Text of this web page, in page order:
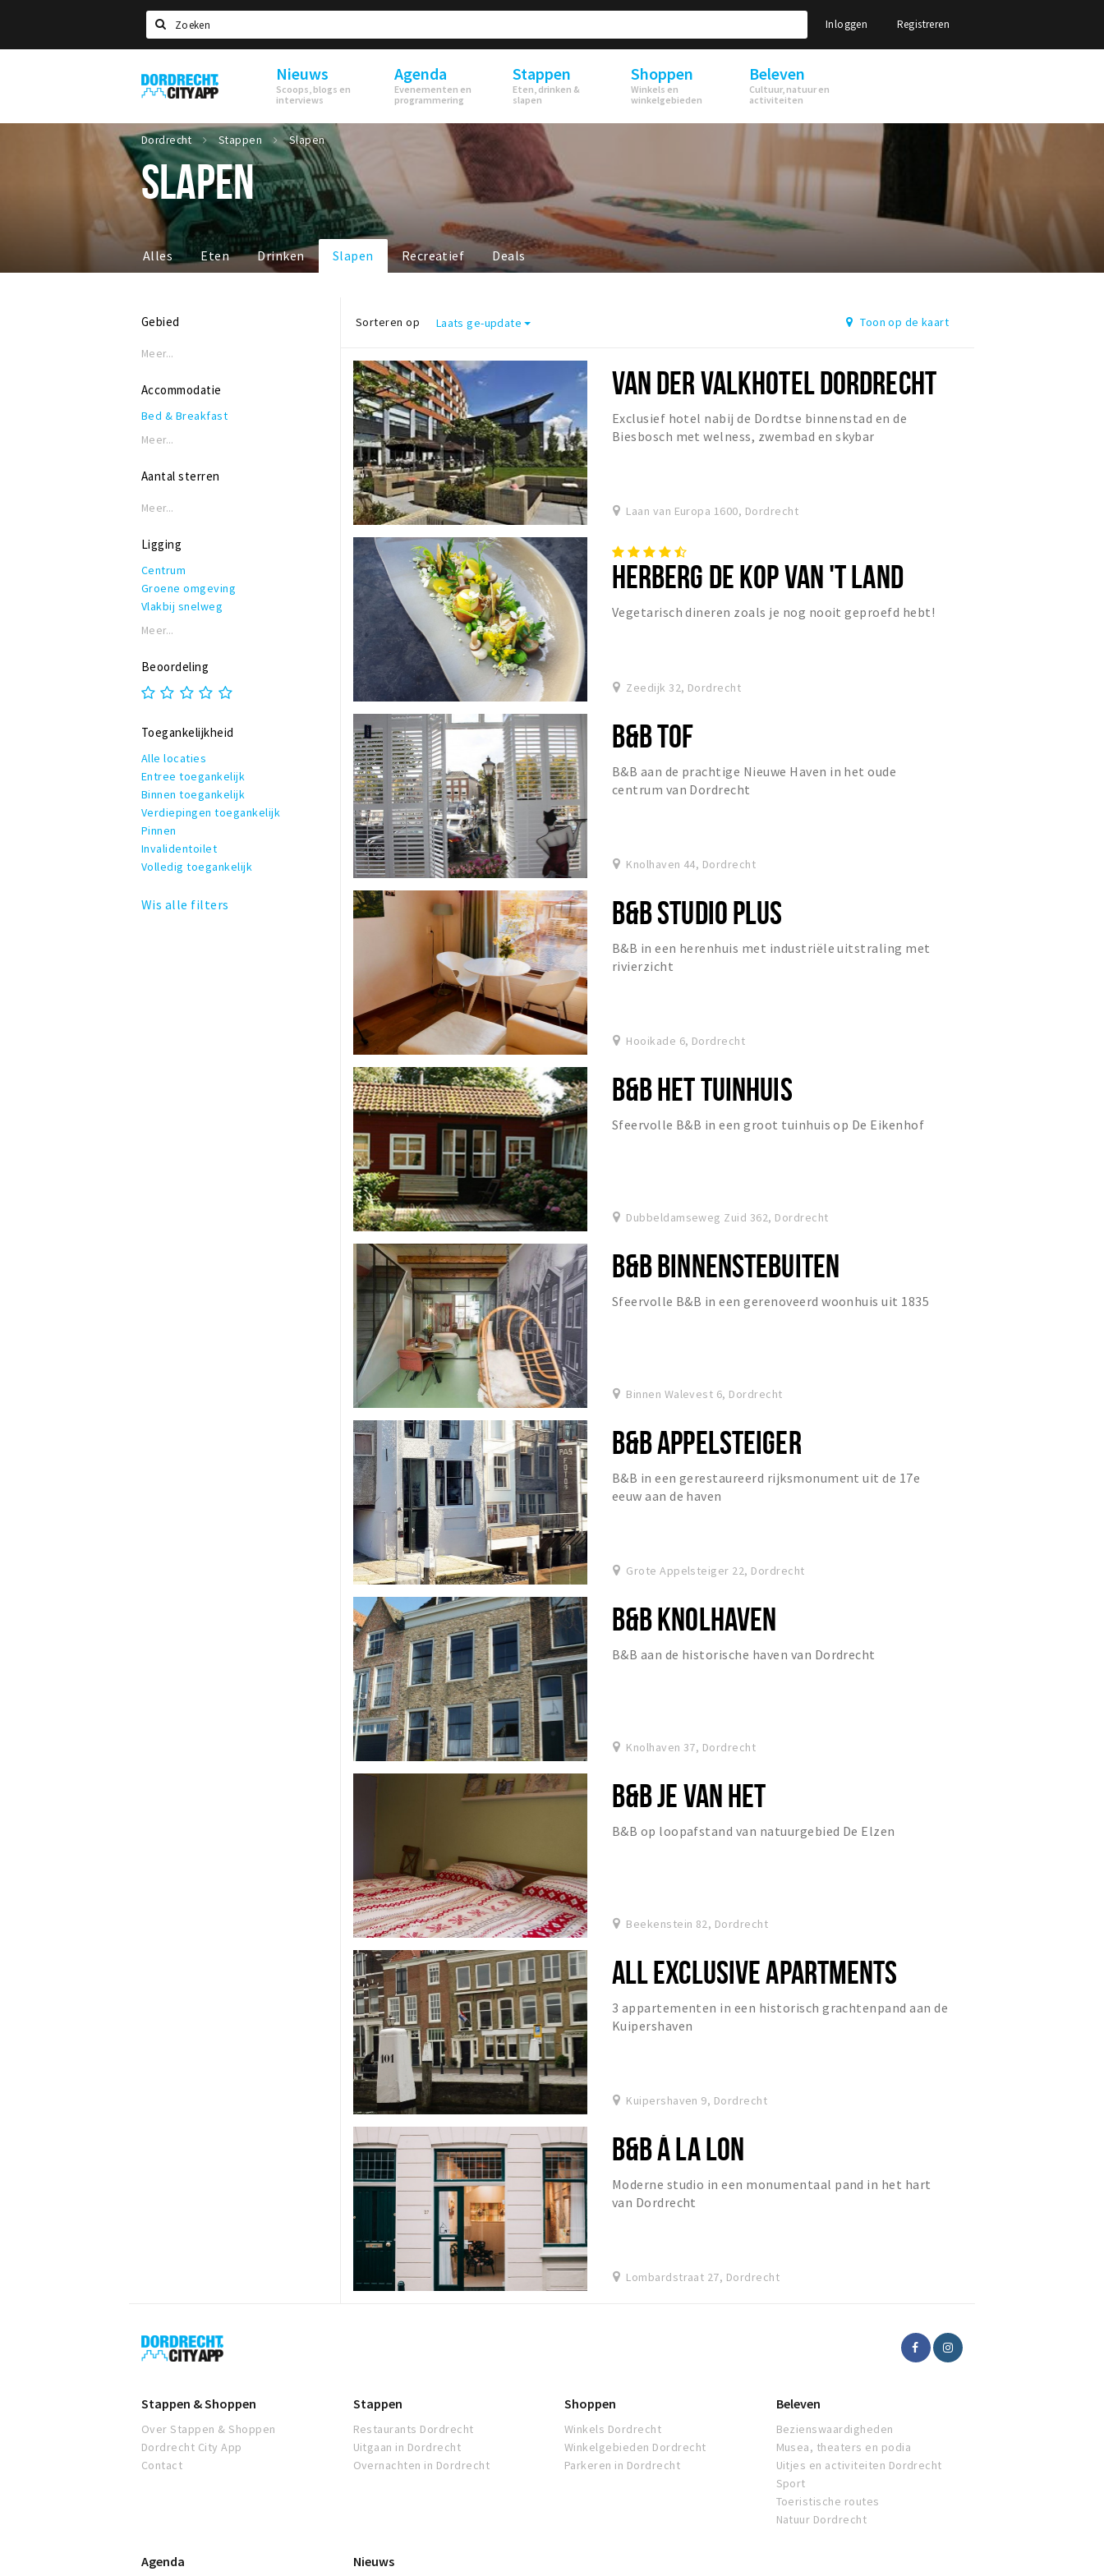
Zoeken
Inloggen Registreren
Dordrecht
City
Nieuws
Scoops, blogs en
interviews
Agenda
Evenementen en
programmering
Stappen
Eten, drinken &
slapen
Shoppen
Winkels en
winkelgebieden
Beleven
Cultuur, natuur en
activiteiten
Dordrecht Stappen Slapen
SLAPEN
Alles Eten Drinken Slapen Recreatief Deals
Gebied
Meer...
Accommodatie
Bed & Breakfast
Meer...
Aantal sterren
Meer...
Ligging
Centrum
Groene omgeving
Vlakbij snelweg
Meer...
Beoordeling
Toegankelijkheid
Alle locaties
Entree toegankelijk
Binnen toegankelijk
Verdiepingen toegankelijk
Pinnen
Invalidentoilet
Volledig toegankelijk
Wis alle filters
Sorteren op Laats ge-update Toon op de kaart
VAN DER VALKHOTEL DORDRECHT
Exclusief hotel nabij de Dordtse binnenstad en de
Biesbosch met welness, zwembad en skybar
Laan van Europa 1600, Dordrecht
HERBERG DE KOP VAN 'T LAND
Vegetarisch dineren zoals je nog nooit geproefd hebt!
Zeedijk 32, Dordrecht
B&B TOF
B&B aan de prachtige Nieuwe Haven in het oude
centrum van Dordrecht
Knolhaven 44, Dordrecht
B&B STUDIO PLUS
B&B in een herenhuis met industriële uitstraling met
rivierzicht
Hooikade 6, Dordrecht
B&B HET TUINHUIS
Sfeervolle B&B in een groot tuinhuis op De Eikenhof
Dubbeldamseweg Zuid 362, Dordrecht
B&B BINNENSTEBUITEN
Sfeervolle B&B in een gerenoveerd woonhuis uit 1835
Binnen Walevest 6, Dordrecht
B&B APPELSTEIGER
B&B in een gerestaureerd rijksmonument uit de 17e
eeuw aan de haven
Grote Appelsteiger 22, Dordrecht
B&B KNOLHAVEN
B&B aan de historische haven van Dordrecht
Knolhaven 37, Dordrecht
B&B JE VAN HET
B&B op loopafstand van natuurgebied De Elzen
Beekenstein 82, Dordrecht
ALL EXCLUSIVE APARTMENTS
3 appartementen in een historisch grachtenpand aan de
Kuipershaven
Kuipershaven 9, Dordrecht
B&B Á LA LON
Moderne studio in een monumentaal pand in het hart
van Dordrecht
Lombardstraat 27, Dordrecht
Dordrecht
City
Stappen & Shoppen
Over Stappen & Shoppen
Dordrecht City App
Contact
Stappen
Restaurants Dordrecht
Uitgaan in Dordrecht
Overnachten in Dordrecht
Shoppen
Winkels Dordrecht
Winkelgebieden Dordrecht
Parkeren in Dordrecht
Beleven
Bezienswaardigheden
Musea, theaters en podia
Uitjes en activiteiten Dordrecht
Sport
Toeristische routes
Natuur Dordrecht
Agenda Nieuws